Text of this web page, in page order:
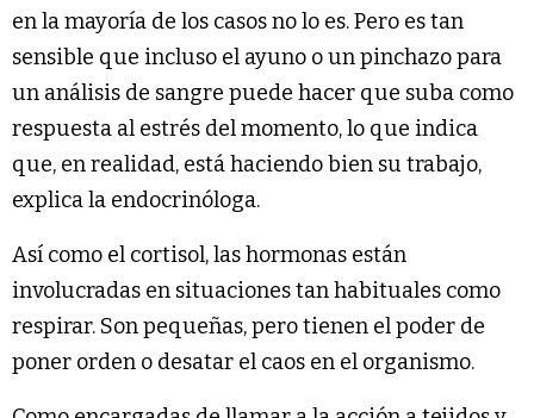
en la mayoría de los casos no lo es. Pero es tan
sensible que incluso el ayuno o un pinchazo para
un análisis de sangre puede hacer que suba como
respuesta al estrés del momento, lo que indica
que, en realidad, está haciendo bien su trabajo,
explica la endocrinóloga.
Así como el cortisol, las hormonas están
involucradas en situaciones tan habituales como
respirar. Son pequeñas, pero tienen el poder de
poner orden o desatar el caos en el organismo.